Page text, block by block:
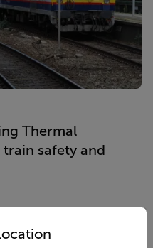
Thermal
safety and
language from the